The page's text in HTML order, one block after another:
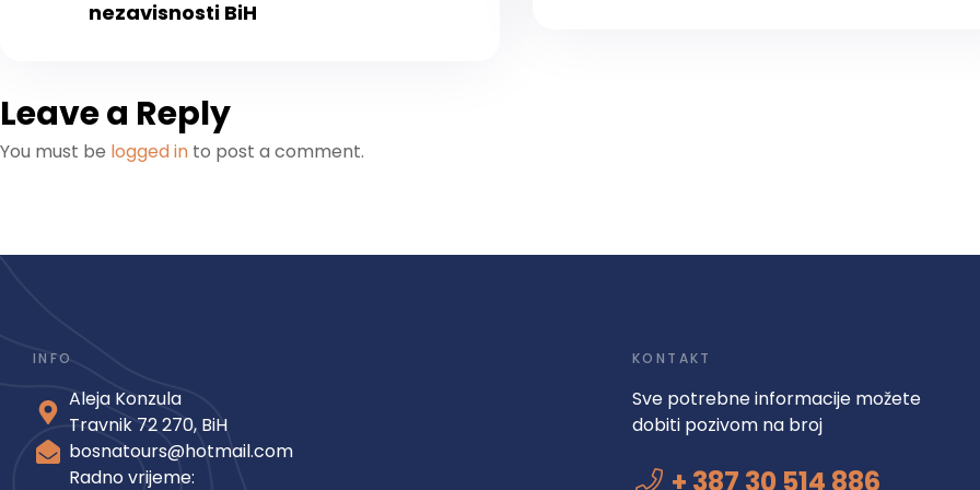
nezavisnosti BiH
Leave a Reply
You must be logged in to post a comment.
INFO
Aleja Konzula
Travnik 72 270, BiH
bosnatours@hotmail.com
Radno vrijeme:
KONTAKT
Sve potrebne informacije možete
dobiti pozivom na broj
+ 387 30 514 886